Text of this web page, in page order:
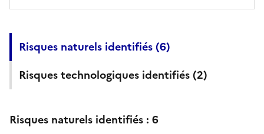
Risques naturels identifiés (6)
Risques technologiques identifiés (2)
Risques naturels identifiés : 6